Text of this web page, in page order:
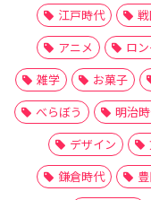
江戸時代
アニメ
ロ
雑学
お菓子
べらぼう
明治
デザイン
鎌倉時代